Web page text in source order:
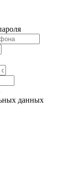
данных